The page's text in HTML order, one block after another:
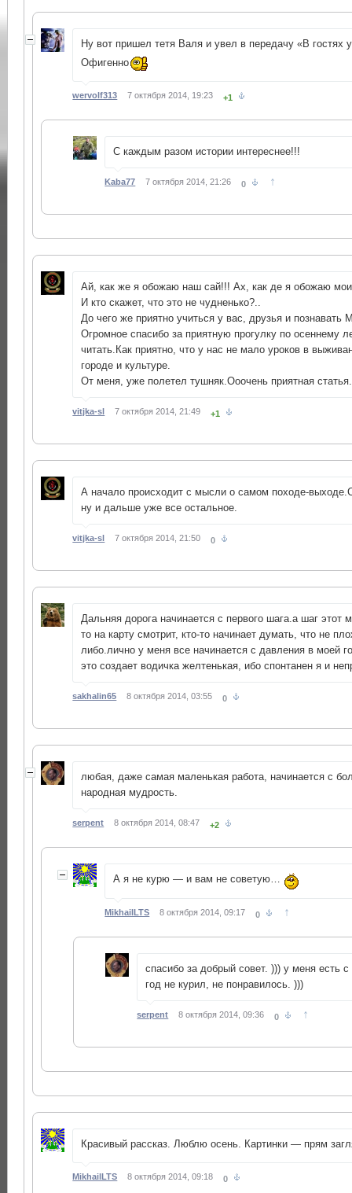
Ну вот пришел тетя Валя и увел в передачу «В гостях
Офигенно
wervolf313 7 октября 2014, 19:23 +1
С каждым разом истории интереснее!!!
Kaba77 7 октября 2014, 21:26 0 ↑
Ай, как же я обожаю наш сай!!! Ах, как де я обожаю
И кто скажет, что это не чудненько?..
До чего же приятно учиться у вас, друзья и познавать
Огромное спасибо за приятную прогулку по осеннему
читать.Как приятно, что у нас не мало уроков в
городе и культуре.
От меня, уже полетел тушняк.Ооочень приятная статья.
vitjka-sl 7 октября 2014, 21:49 +1
А начало происходит с мысли о самом походе-
ну и дальше уже все остальное.
vitjka-sl 7 октября 2014, 21:50 0
Дальняя дорога начинается с первого шага.а шаг этот
то на карту смотрит, кто-то начинает думать, что не
либо.лично у меня все начинается с давления в моей
это создает водичка желтенькая, ибо спонтанен я и
sakhalin65 8 октября 2014, 03:55 0
любая, даже самая маленькая работа, начинается с
народная мудрость.
serpent 8 октября 2014, 08:47 +2
А я не курю — и вам не советую…
MikhailLTS 8 октября 2014, 09:17 0 ↑
спасибо за добрый совет. ))) у меня есть
год не курил, не понравилось. )))
serpent 8 октября 2014, 09:36 0 ↑
Красивый рассказ. Люблю осень. Картинки — прям
MikhailLTS 8 октября 2014, 09:18 0